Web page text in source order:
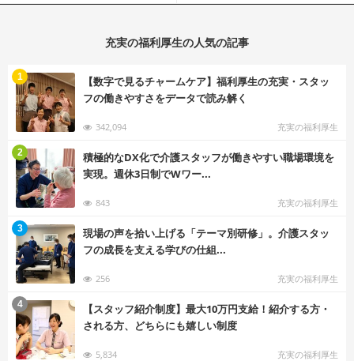
充実の福利厚生の人気の記事
【数字で見るチャームケア】福利厚生の充実・スタッ
フの働きやすさをデータで読み解く
342,094 充実の福利厚生
1
積極的なDX化で介護スタッフが働きやすい職場環境を
実現。週休3日制でWワー...
843 充実の福利厚生
2
現場の声を拾い上げる「テーマ別研修」。介護スタッ
フの成長を支える学びの仕組...
256 充実の福利厚生
3
【スタッフ紹介制度】最大10万円支給！紹介する方・
される方、どちらにも嬉しい制度
5,834 充実の福利厚生
4